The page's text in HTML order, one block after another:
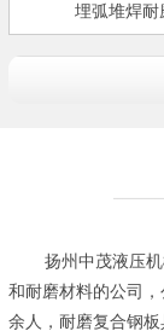
埋弧堆焊耐
扬州中茂液压
和耐磨材料的公司
余人，耐磨复合钢